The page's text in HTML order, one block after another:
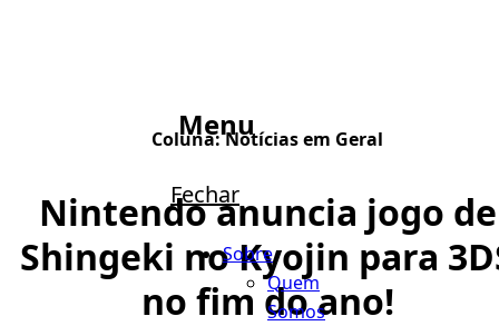
Menu
Fechar
Sobre
Quem
Somos
Coluna:Notícias em Geral
Nintendo anuncia jogo de
Shingeki no Kyojin para
no fim do ano!